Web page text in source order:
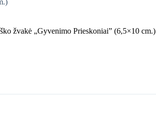
žvakė „Gyvenimo Prieskoniai” (6,5×10 cm.)